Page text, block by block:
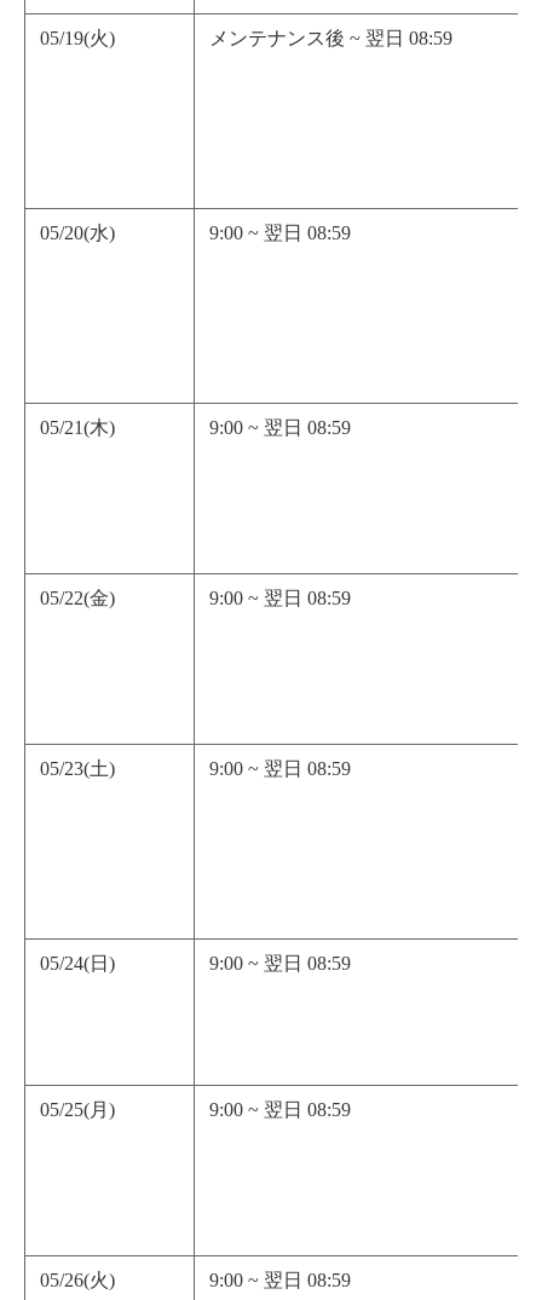
05/19(火) メンテナンス後 ~ 翌日 08:59
05/20(水) 9:00 ~ 翌日 08:59
05/21(木) 9:00 ~ 翌日 08:59
05/22(金) 9:00 ~ 翌日 08:59
05/23(土) 9:00 ~ 翌日 08:59
05/24(日) 9:00 ~ 翌日 08:59
05/25(月) 9:00 ~ 翌日 08:59
05/26(火) 9:00 ~ 翌日 08:59